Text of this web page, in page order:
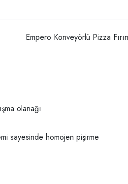
Empero Konveyörlü Pizza
olanağı
sayesinde homojen pişirme